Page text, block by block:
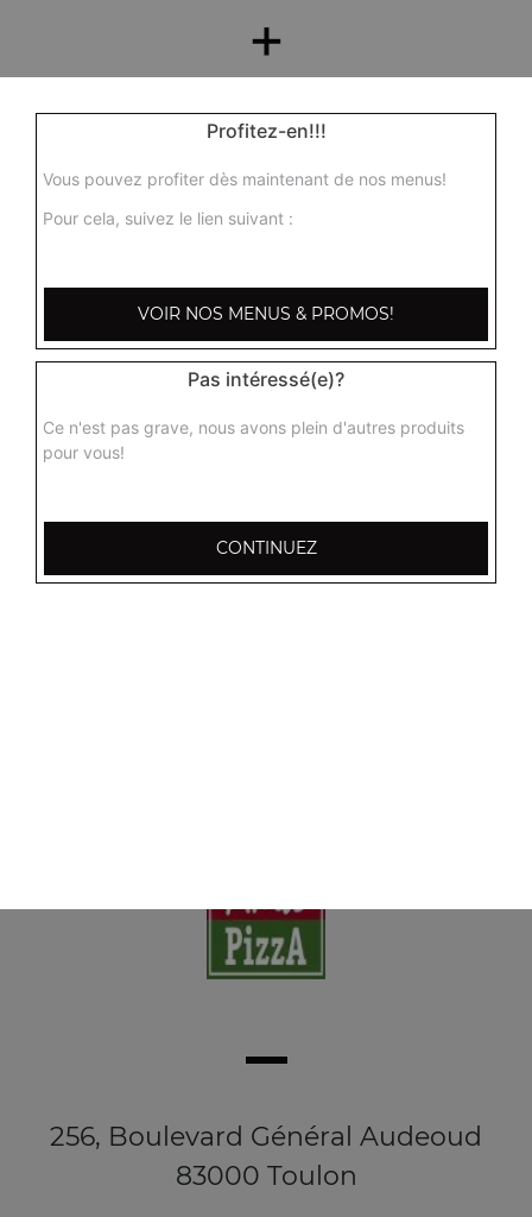
+
Nos Desserts
barre glacée mars, barre glacée twix, barre snickers
+
256, Boulevard Général Audeoud
83000 Toulon
Profitez-en!!!
Vous pouvez profiter dès maintenant de nos menus!
Pour cela, suivez le lien suivant :
VOIR NOS MENUS & PROMOS!
Pas intéressé(e)?
Ce n'est pas grave, nous avons plein d'autres produits
pour vous!
CONTINUEZ